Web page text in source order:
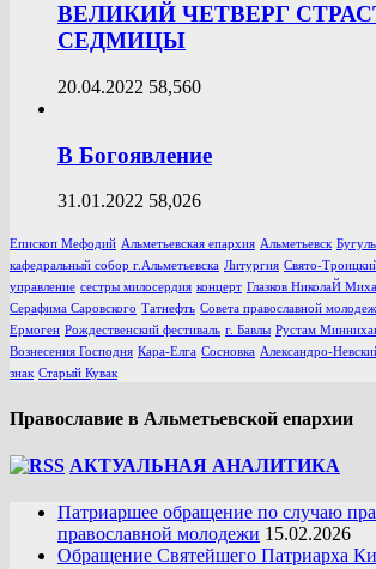
ВЕЛИКИЙ ЧЕТВЕРГ
СЕДМИЦЫ
20.04.2022 58,560
В Богоявление
31.01.2022 58,026
Епископ Мефодий Альметьевская епархия Альметьевск
кафедральный собор г.Альметьевска Литургия Свято-
управление сестры милосердия концерт Глазков НиколаЙ
Серафима Саровского Татнефть Совета православной
Ермоген Рождественский фестиваль г. Бавлы Рустам
Вознесения Господня Кара-Елга Сосновка Александро-
знак Старый Кувак
Православие в Альметьевской епархии
АКТУАЛЬНАЯ АНАЛИТИКА
Патриаршее обращение по случаю
православной молодежи 15.02.2026
Обращение Святейшего Патриарха